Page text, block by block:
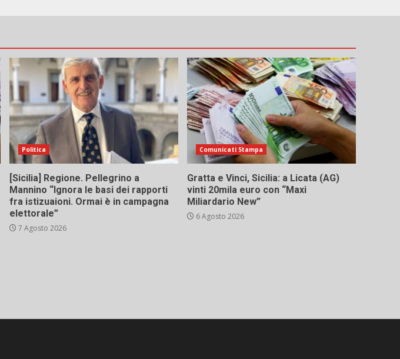
Politica
[Sicilia] Regione. Pellegrino a
Mannino “Ignora le basi dei rapporti
fra istizuaioni. Ormai è in campagna
elettorale”
7 Agosto 2026
Comunicati Stampa
Gratta e Vinci, Sicilia: a Licata (AG)
vinti 20mila euro con “Maxi
Miliardario New”
6 Agosto 2026